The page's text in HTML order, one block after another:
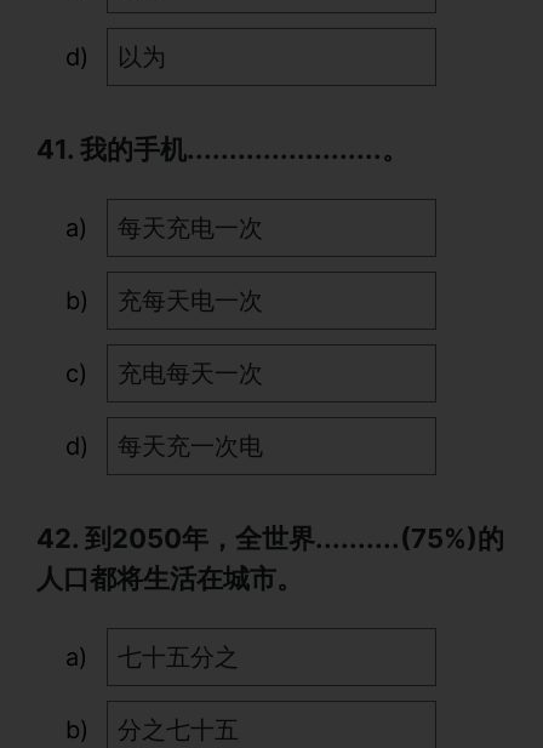
以为
41. 我的手机.......................。
每天充电一次
充每天电一次
充电每天一次
每天充一次电
42. 到2050年，全世界..........(75%)的
人口都将生活在城市。
七十五分之
分之七十五